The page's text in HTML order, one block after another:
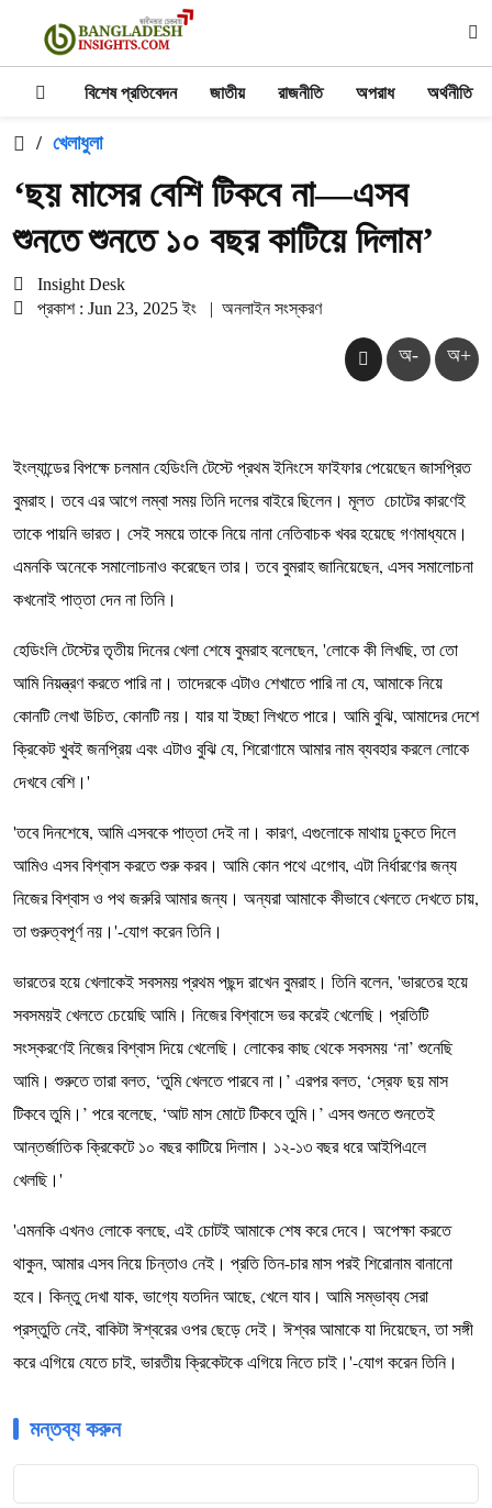
বিশেষ প্রতিবেদন জাতীয় রাজনীতি অপরাধ অর্থনীতি
/ খেলাধুলা
‘ছয় মাসের বেশি টিকবে না—এসব
শুনতে শুনতে ১০ বছর কাটিয়ে দিলাম’
Insight Desk
প্রকাশ : Jun 23, 2025 ইং
| অনলাইন সংস্করণ
অ- অ+
ইংল্যান্ডের বিপক্ষে চলমান হেডিংলি টেস্টে প্রথম ইনিংসে ফাইফার পেয়েছেন জাসপ্রিত
বুমরাহ। তবে এর আগে লম্বা সময় তিনি দলের বাইরে ছিলেন। মূলত চোটের কারণেই
তাকে পায়নি ভারত। সেই সময়ে তাকে নিয়ে নানা নেতিবাচক খবর হয়েছে গণমাধ্যমে।
এমনকি অনেকে সমালোচনাও করেছেন তার। তবে বুমরাহ জানিয়েছেন, এসব সমালোচনা
কখনোই পাত্তা দেন না তিনি।
হেডিংলি টেস্টের তৃতীয় দিনের খেলা শেষে বুমরাহ বলেছেন, 'লোকে কী লিখছি, তা তো
আমি নিয়ন্ত্রণ করতে পারি না। তাদেরকে এটাও শেখাতে পারি না যে, আমাকে নিয়ে
কোনটি লেখা উচিত, কোনটি নয়। যার যা ইচ্ছা লিখতে পারে। আমি বুঝি, আমাদের দেশে
ক্রিকেট খুবই জনপ্রিয় এবং এটাও বুঝি যে, শিরোণামে আমার নাম ব্যবহার করলে লোকে
দেখবে বেশি।'
'তবে দিনশেষে, আমি এসবকে পাত্তা দেই না। কারণ, এগুলোকে মাথায় ঢুকতে দিলে
আমিও এসব বিশ্বাস করতে শুরু করব। আমি কোন পথে এগোব, এটা নির্ধারণের জন্য
নিজের বিশ্বাস ও পথ জরুরি আমার জন্য। অন্যরা আমাকে কীভাবে খেলতে দেখতে চায়,
তা গুরুত্বপূর্ণ নয়।'-যোগ করেন তিনি।
ভারতের হয়ে খেলাকেই সবসময় প্রথম পছন্দ রাখেন বুমরাহ। তিনি বলেন, 'ভারতের হয়ে
সবসময়ই খেলতে চেয়েছি আমি। নিজের বিশ্বাসে ভর করেই খেলেছি। প্রতিটি
সংস্করণেই নিজের বিশ্বাস দিয়ে খেলেছি। লোকের কাছ থেকে সবসময় ‘না’ শুনেছি
আমি। শুরুতে তারা বলত, ‘তুমি খেলতে পারবে না।’ এরপর বলত, ‘স্রেফ ছয় মাস
টিকবে তুমি।’ পরে বলেছে, ‘আট মাস মোটে টিকবে তুমি।’ এসব শুনতে শুনতেই
আন্তর্জাতিক ক্রিকেটে ১০ বছর কাটিয়ে দিলাম। ১২-১৩ বছর ধরে আইপিএলে
খেলছি।'
'এমনকি এখনও লোকে বলছে, এই চোটই আমাকে শেষ করে দেবে। অপেক্ষা করতে
থাকুন, আমার এসব নিয়ে চিন্তাও নেই। প্রতি তিন-চার মাস পরই শিরোনাম বানানো
হবে। কিন্তু দেখা যাক, ভাগ্যে যতদিন আছে, খেলে যাব। আমি সম্ভাব্য সেরা
প্রস্তুতি নেই, বাকিটা ঈশ্বরের ওপর ছেড়ে দেই। ঈশ্বর আমাকে যা দিয়েছেন, তা সঙ্গী
করে এগিয়ে যেতে চাই, ভারতীয় ক্রিকেটকে এগিয়ে নিতে চাই।'-যোগ করেন তিনি।
মন্তব্য করুন